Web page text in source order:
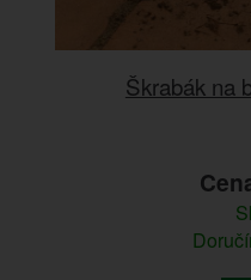
Škrabák na